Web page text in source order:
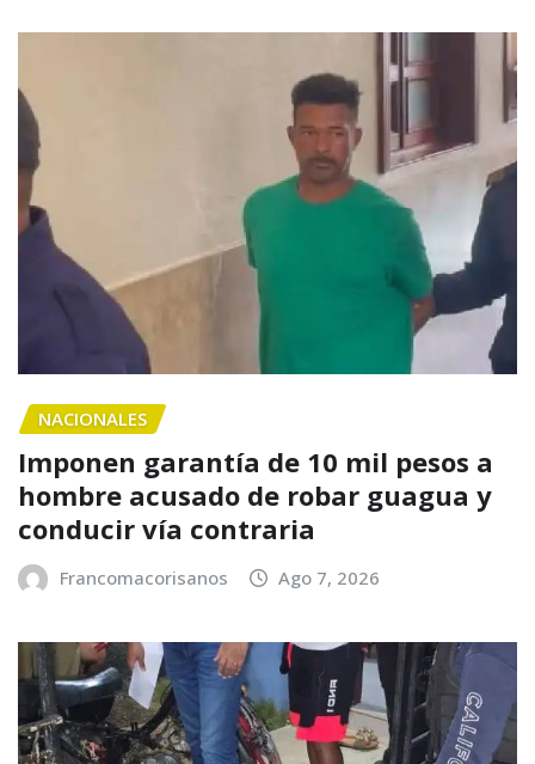
NACIONALES
Imponen garantía de 10 mil pesos a
hombre acusado de robar guagua y
conducir vía contraria
Francomacorisanos Ago 7, 2026